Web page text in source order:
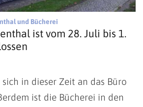
und Bücherei
ist vom 28. Juli bis 1.
in dieser Zeit an das Büro
ist die Bücherei in den